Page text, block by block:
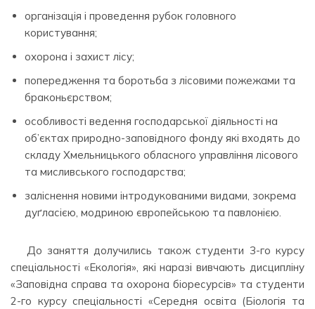
організація і проведення рубок головного
користування;
охорона і захист лісу;
попередження та боротьба з лісовими пожежами та
браконьєрством;
особливості ведення господарської діяльності на
об’єктах природно-заповідного фонду які входять до
складу Хмельницького обласного управління лісового
та мисливського господарства;
заліснення новими інтродукованими видами, зокрема
дуґласією, модриною європейською та павлонією.
До заняття долучились також студенти 3-го курсу
спеціальності «Екологія», які наразі вивчають дисципліну
«Заповідна справа та охорона біоресурсів» та студенти
2-го курсу спеціальності «Середня освіта (Біологія та